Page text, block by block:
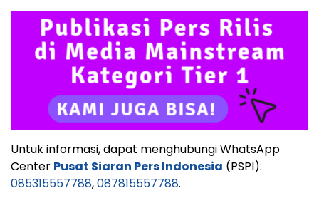
Untuk informasi, dapat menghubungi WhatsApp
Center Pusat Siaran Pers Indonesia (PSPI):
085315557788,087815557788.